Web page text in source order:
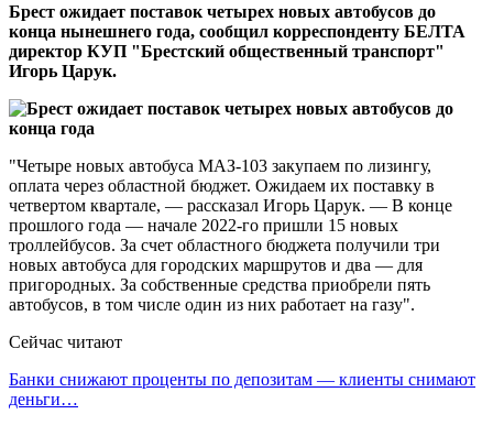
Брест ожидает поставок четырех новых автобусов до
конца нынешнего года, сообщил корреспонденту БЕЛТА
директор КУП "Брестский общественный транспорт"
Игорь Царук.
"Четыре новых автобуса МАЗ-103 закупаем по лизингу,
оплата через областной бюджет. Ожидаем их поставку в
четвертом квартале, — рассказал Игорь Царук. — В конце
прошлого года — начале 2022-го пришли 15 новых
троллейбусов. За счет областного бюджета получили три
новых автобуса для городских маршрутов и два — для
пригородных. За собственные средства приобрели пять
автобусов, в том числе один из них работает на газу".
Сейчас читают
Банки снижают проценты по депозитам — клиенты снимают
деньги…